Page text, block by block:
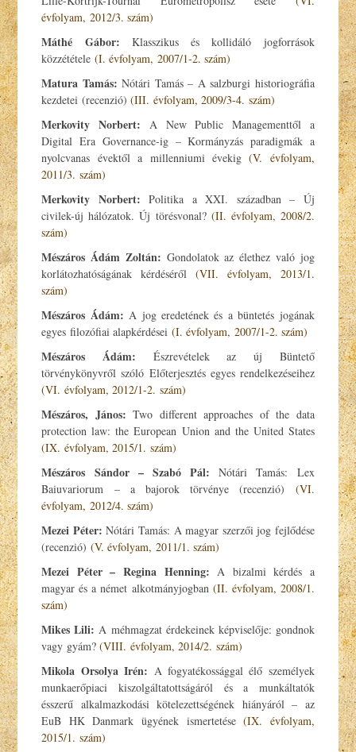
évfolyam, 2012/3. szám)
Máthé Gábor: Klasszikus és kollidáló jogforrások
közzététele (I. évfolyam, 2007/1-2. szám)
Matura Tamás: Nótári Tamás – A salzburgi historiográfia
kezdetei (recenzió)(III. évfolyam, 2009/3-4. szám)
Merkovity Norbert: A New Public Managementtől a
Digital Era Governance-ig – Kormányzás paradigmák a
nyolcvanas évektől a millenniumi évekig(V. évfolyam,
2011/3. szám)
Merkovity Norbert: Politika a XXI. században – Új
civilek-új hálózatok. Új törésvonal? (II. évfolyam, 2008/2.
szám)
Mészáros Ádám Zoltán: Gondolatok az élethez való jog
korlátozhatóságának kérdéséről (VII. évfolyam, 2013/1.
szám)
Mészáros Ádám: A jog eredetének és a büntetés jogának
egyes filozófiai alapkérdései (I. évfolyam, 2007/1-2. szám)
Mészáros Ádám: Észrevételek az új Büntető
törvénykönyvről szóló Előterjesztés egyes rendelkezéseihez
(VI. évfolyam, 2012/1-2. szám)
Mészáros, János: Two different approaches of the data
protection law: the European Union and the United States
(IX. évfolyam, 2015/1. szám)
Mészáros Sándor – Szabó Pál: Nótári Tamás: Lex
Baiuvariorum – a bajorok törvénye (recenzió) (VI.
évfolyam, 2012/4. szám)
Mezei Péter: Nótári Tamás: A magyar szerzői jog fejlődése
(recenzió) (V. évfolyam, 2011/1. szám)
Mezei Péter – Regina Henning: A bizalmi kérdés a
magyar és a német alkotmányjogban (II. évfolyam, 2008/1.
szám)
Mikes Lili: A méhmagzat érdekeinek képviselője: gondnok
vagy gyám?(VIII. évfolyam, 2014/2. szám)
Mikola Orsolya Irén: A fogyatékossággal élő személyek
munkaerőpiaci kiszolgáltatottságáról és a munkáltatók
ésszerű alkalmazkodási kötelezettségének hiányáról – az
EuB HK Danmark ügyének ismertetése(IX. évfolyam,
2015/1. szám)